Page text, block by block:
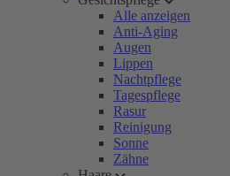
Alle anzeigen
Anti-Aging
Augen
Lippen
Nachtpflege
Tagespflege
Rasur
Reinigung
Sonne
Zähne